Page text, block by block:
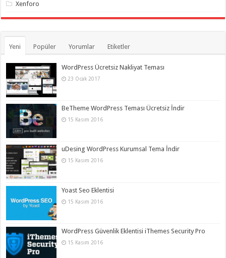
Xenforo
Yeni Popüler Yorumlar Etiketler
WordPress Ücretsiz Nakliyat Teması
23 Ocak 2017
BeTheme WordPress Teması Ücretsiz İndir
15 Kasım 2016
uDesing WordPress Kurumsal Tema İndir
15 Kasım 2016
Yoast Seo Eklentisi
15 Kasım 2016
WordPress Güvenlik Eklentisi iThemes Security Pro
15 Kasım 2016